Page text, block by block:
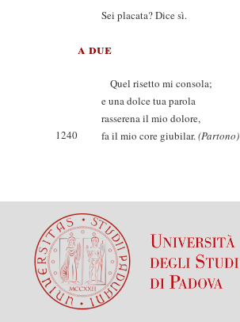
Sei placata? Dice sì.
a due
Quel risetto mi consola;
e una dolce tua parola
rasserena il mio dolore,
1240
fa il mio core giubilar.(Partono)